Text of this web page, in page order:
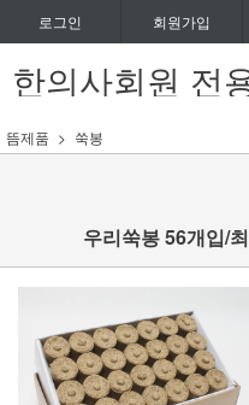
로그인 회원가입
한의사회원 전
뜸제품 쑥봉
우리쑥봉 56개입/